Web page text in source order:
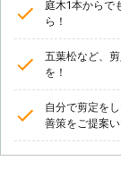
庭木1本からで
ら！
五葉松など、
を！
自分で剪定を
善策をご提案い